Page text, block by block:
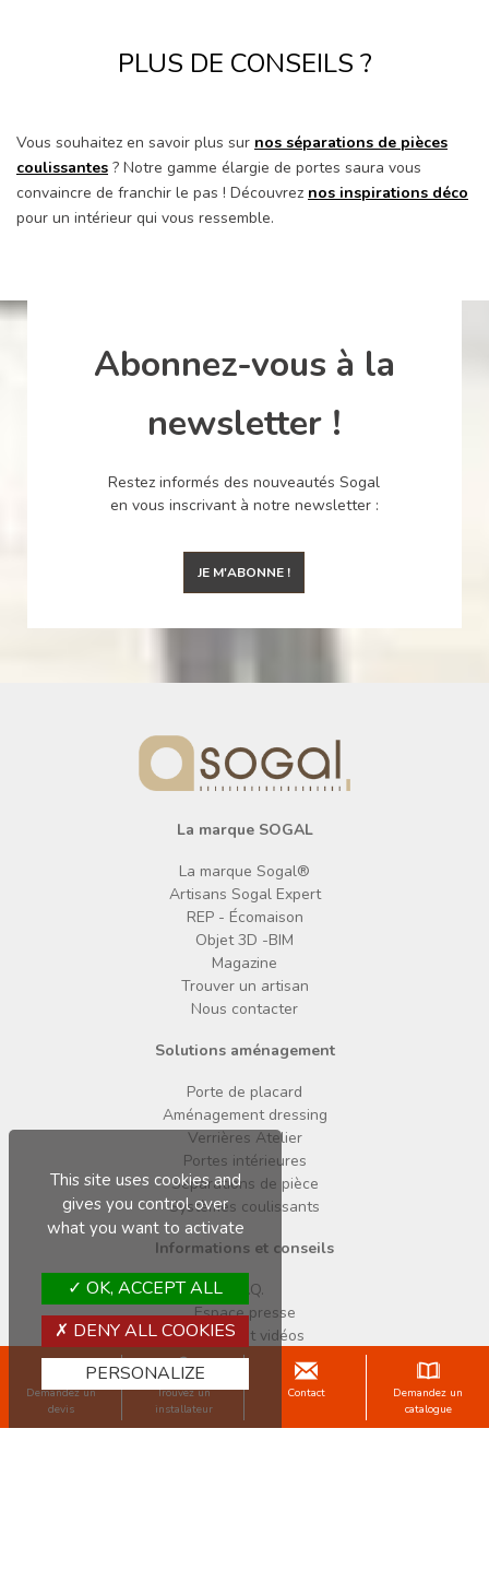
Demandez un
devis
Trouvez un
installateur
Contact
Demandez un
catalogue
PLUS DE CONSEILS ?
Vous souhaitez en savoir plus sur nos séparations de pièces
coulissantes ? Notre gamme élargie de portes saura vous
convaincre de franchir le pas ! Découvrez nos inspirations déco
pour un intérieur qui vous ressemble.
Abonnez-vous à la
newsletter !
Restez informés des nouveautés Sogal
en vous inscrivant à notre newsletter :
JE M'ABONNE !
La marque SOGAL
La marque Sogal®
Artisans Sogal Expert
REP - Écomaison
Objet 3D -BIM
Magazine
Trouver un artisan
Nous contacter
Solutions aménagement
Porte de placard
Aménagement dressing
Verrières Atelier
Portes intérieures
Séparations de pièce
Systèmes coulissants
Informations et conseils
F.A.Q.
Espace presse
Notices et vidéos
Enregistrement garantie
Instagram
This site uses cookies and
gives you control over
what you want to activate
OK, ACCEPT ALL
DENY ALL COOKIES
PERSONALIZE